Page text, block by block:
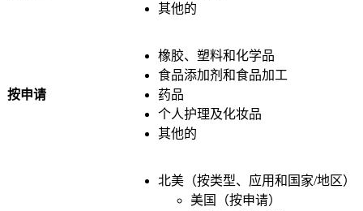
其他的
按申请
橡胶、塑料和化学品
食品添加剂和食品加工
药品
个人护理及化妆品
其他的
北美（按类型、应用和国家/地区）
美国（按申请）